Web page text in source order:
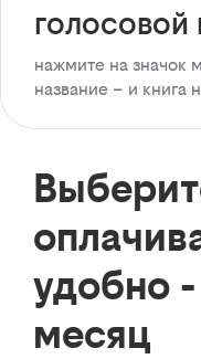
голосовой
нажмите на значок
название – и книга
удобно
месяц